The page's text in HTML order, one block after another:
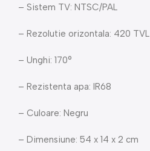
– Sistem TV: NTSC/PAL
– Rezolutie orizontala: 420 TVL
– Unghi: 170°
– Rezistenta apa: IR68
– Culoare: Negru
– Dimensiune: 54 x 14 x 2 cm